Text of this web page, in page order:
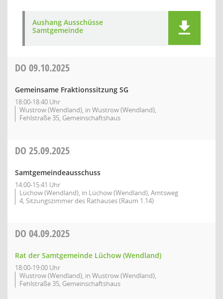
Aushang Ausschüsse
Samtgemeinde
DO 09.10.2025
Gemeinsame Fraktionssitzung SG
18:00-18:40 Uhr
Wustrow (Wendland), in Wustrow (Wendland),
Fehlstraße 35, Gemeinschaftshaus
DO 25.09.2025
Samtgemeindeausschuss
14:00-15:41 Uhr
Lüchow (Wendland), in Lüchow (Wendland), Amtsweg
4, Sitzungszimmer des Rathauses (Raum 1.14)
DO 04.09.2025
Rat der Samtgemeinde Lüchow (Wendland)
18:00-19:00 Uhr
Wustrow (Wendland), in Wustrow (Wendland),
Fehlstraße 35, Gemeinschaftshaus